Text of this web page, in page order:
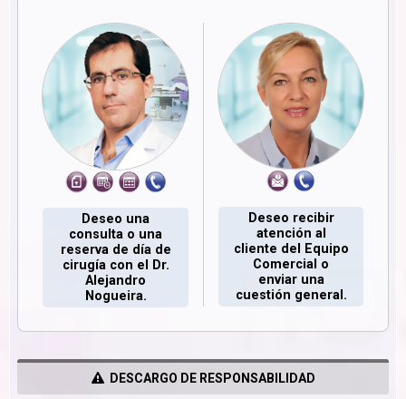
Deseo una
consulta o una
reserva de día de
cirugía con el Dr.
Alejandro
Nogueira.
Deseo recibir
atención al
cliente del Equipo
Comercial o
enviar una
cuestión general.
DESCARGO DE RESPONSABILIDAD